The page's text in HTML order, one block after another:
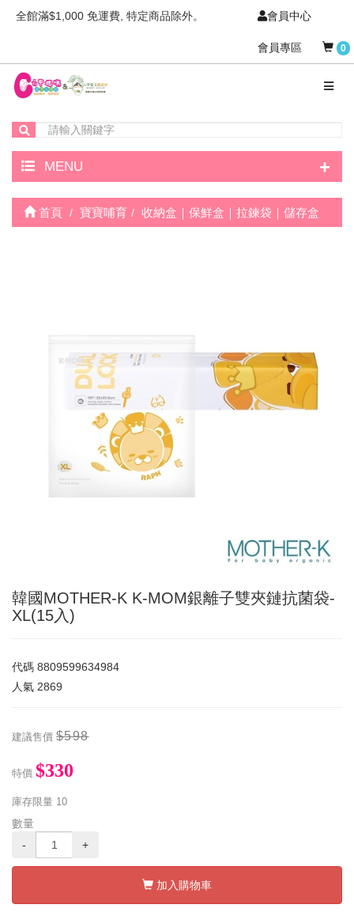
全館滿$1,000 免運費, 特定商品除外。 會員中心
會員專區 0
MENU +
首頁 寶寶哺育 收納盒｜保鮮盒｜拉鍊袋｜儲存盒
韓國MOTHER-K K-MOM銀離子雙夾鏈抗菌袋-
XL(15入)
代碼 8809599634984
人氣 2869
建議售價 $598
特價 $330
庫存限量 10
數量
-
+
加入購物車